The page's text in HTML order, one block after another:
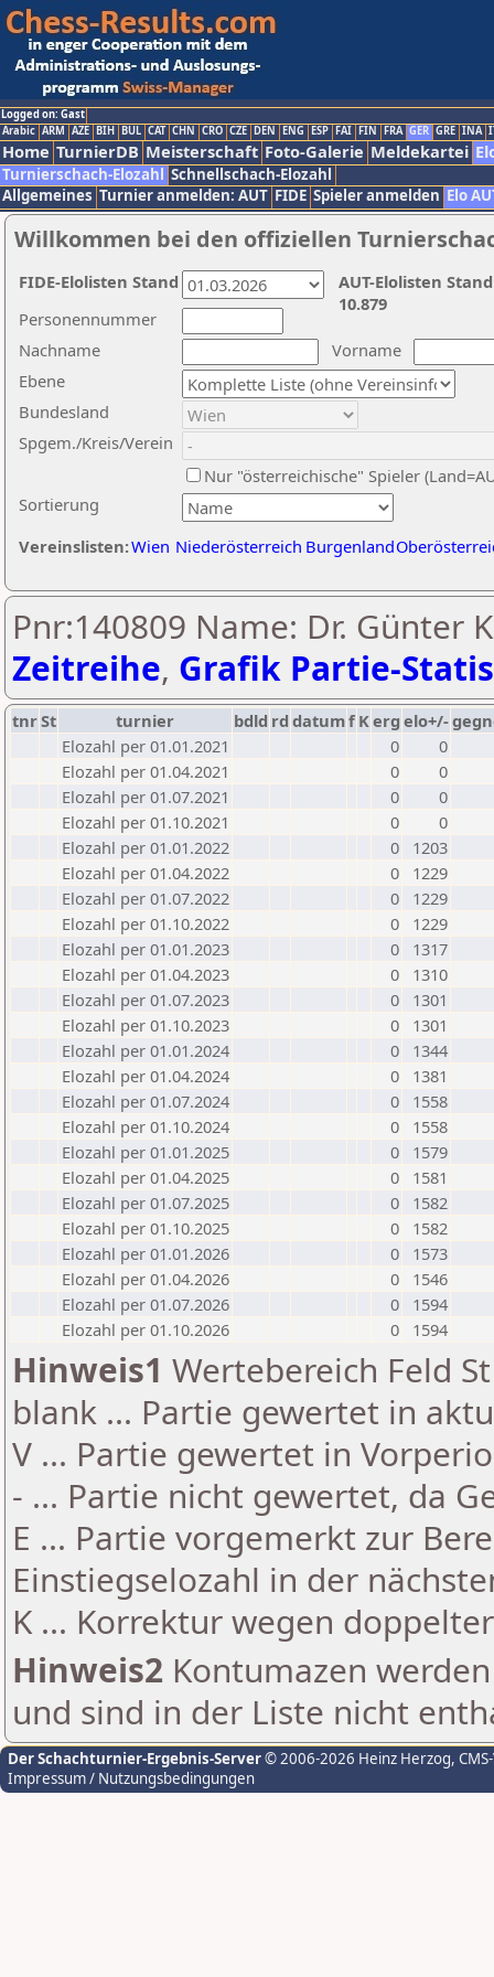
Logged on: Gast
Arabic ARM AZE BIH BUL CAT CHN CRO CZE DEN ENG ESP FAI FIN FRA GER GRE INA
Home TurnierDB Meisterschaft Foto-Galerie Meldekartei
Turnierschach-Elozahl Schnellschach-Elozahl
Allgemeines Turnier anmelden: AUT FIDE Spieler anmelden Elo
Willkommen bei den offiziellen
Nachname
Vorname
Ebene
Sortierung
Personennummer
Bundesland
Spgem./Kreis/Verein
Nur "österreichische" Spieler
Vereinslisten:Wien Niederösterreich Burgenland
AUT-Elolisten
10.879
FIDE-Elolisten Stand
Pnr:140809 Name: Dr. Günter
Zeitreihe, Grafik Partie-
tnrSt turnier bdld rd datumf Kerg elo+/-
Elozahl per 01.01.2021
0
0
Elozahl per 01.04.2021
0
0
Elozahl per 01.07.2021
0
0
Elozahl per 01.10.2021
0
0
Elozahl per 01.01.2022
0
1203
Elozahl per 01.04.2022
0
1229
Elozahl per 01.07.2022
0
1229
Elozahl per 01.10.2022
0
1229
Elozahl per 01.01.2023
0
1317
Elozahl per 01.04.2023
0
1310
Elozahl per 01.07.2023
0
1301
Elozahl per 01.10.2023
0
1301
Elozahl per 01.01.2024
0
1344
Elozahl per 01.04.2024
0
1381
Elozahl per 01.07.2024
0
1558
Elozahl per 01.10.2024
0
1558
Elozahl per 01.01.2025
0
1579
Elozahl per 01.04.2025
0
1581
Elozahl per 01.07.2025
0
1582
Elozahl per 01.10.2025
0
1582
Elozahl per 01.01.2026
0
1573
Elozahl per 01.04.2026
0
1546
Elozahl per 01.07.2026
0
1594
Elozahl per 01.10.2026
0 1594
Hinweis1 Wertebereich Feld
blank ... Partie gewertet in
V ... Partie gewertet in
- ... Partie nicht gewertet, da
E ... Partie vorgemerkt zur
Einstiegselozahl in der
K ... Korrektur wegen
Hinweis2 Kontumazen
und sind in der Liste nicht
Der Schachturnier-Ergebnis-Server© 2006-2026 Heinz Herzog,
Impressum / Nutzungsbedingungen